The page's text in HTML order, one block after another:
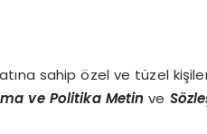
sahip özel ve tüzel
ve Politika Metinve